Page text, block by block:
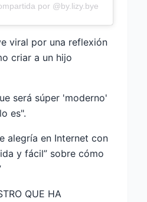
por @by.lizy.bye
viral por una reflexión
criar a un hijo
será súper 'moderno'
es".
alegría en Internet con
y fácil” sobre cómo
QUE HA